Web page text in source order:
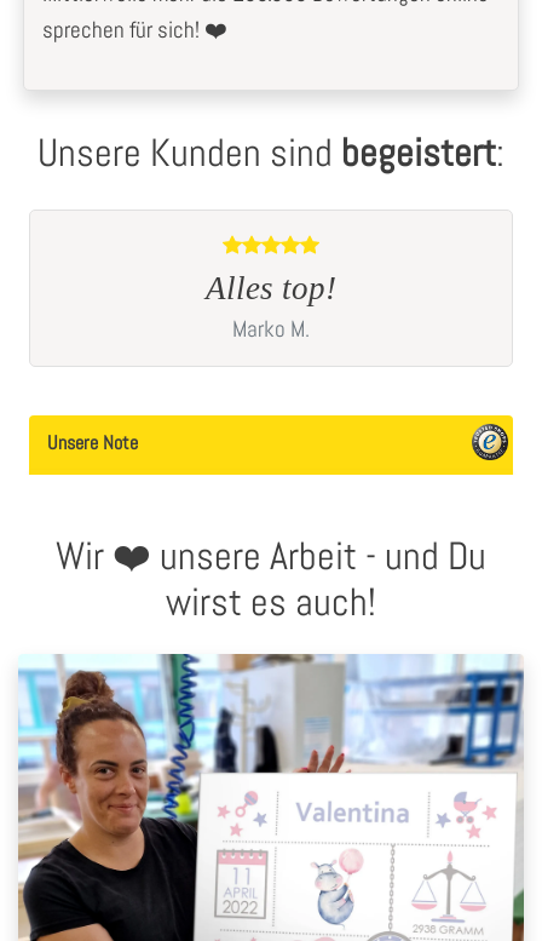
sprechen für sich! ❤️
Unsere Kunden sind begeistert:
Alles bestens,gerne mal wieder
M. aus Kalletal
Unsere Note
Wir ❤️ unsere Arbeit - und Du
wirst es auch!